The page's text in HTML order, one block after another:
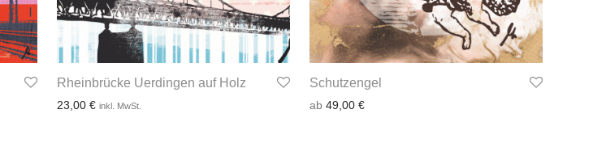
Rheinbrücke Uerdingen auf Holz
23,00 € inkl. MwSt.
Schutzengel
ab 49,00 €